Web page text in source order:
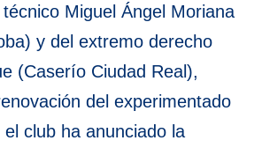
Miguel Ángel Moriana
y del extremo derecho
(Caserío Ciudad Real),
del experimentado
club ha anunciado la